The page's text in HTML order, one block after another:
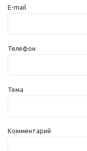
E-mail
Телефон
Тема
Комментарий